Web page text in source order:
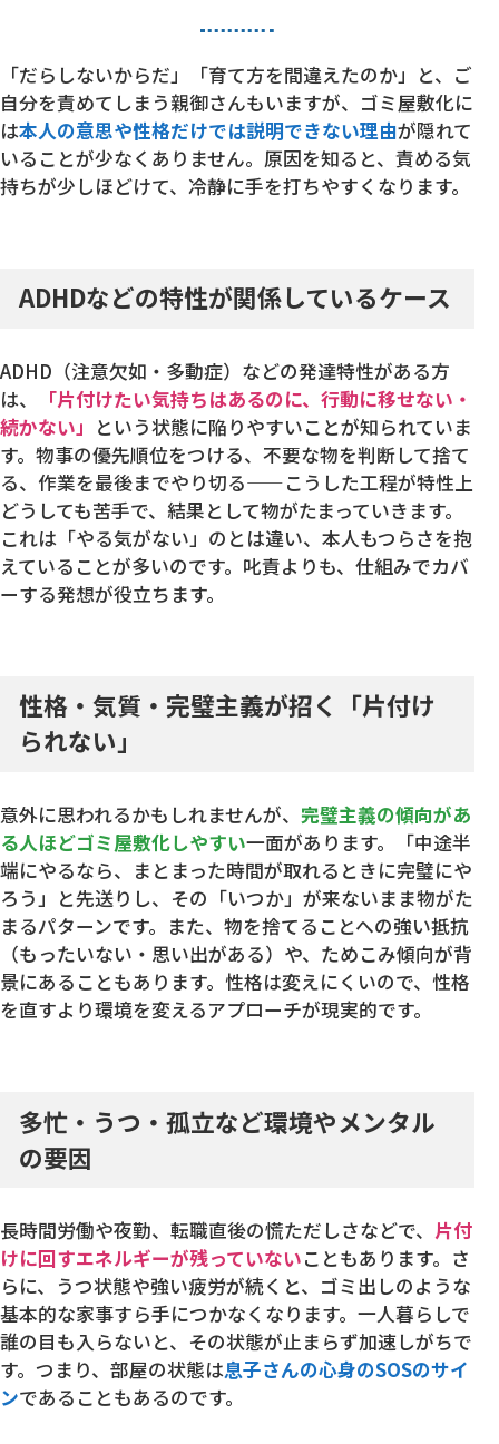
「だらしないからだ」「育て方を間違えたのか」と、ご
自分を責めてしまう親御さんもいますが、ゴミ屋敷化に
は本人の意思や性格だけでは説明できない理由が隠れて
いることが少なくありません。原因を知ると、責める気
持ちが少しほどけて、冷静に手を打ちやすくなります。
ADHDなどの特性が関係しているケース
ADHD（注意欠如・多動症）などの発達特性がある方
は、
「片付けたい気持ちはあるのに、行動に移せない・
続かない」 という状態に陥りやすいことが知られていま
す。物事の優先順位をつける、不要な物を判断して捨て
る、作業を最後までやり切る——こうした工程が特性上
どうしても苦手で、結果として物がたまっていきます。
これは「やる気がない」のとは違い、本人もつらさを抱
えていることが多いのです。叱責よりも、仕組みでカバ
ーする発想が役立ちます。
性格・気質・完璧主義が招く「片付け
られない」
意外に思われるかもしれませんが、 完璧主義の傾向があ
る人ほどゴミ屋敷化しやすい一面があります。「中途半
端にやるなら、まとまった時間が取れるときに完璧にや
ろう」と先送りし、その「いつか」が来ないまま物がた
まるパターンです。また、物を捨てることへの強い抵抗
（もったいない・思い出がある）や、ためこみ傾向が背
景にあることもあります。性格は変えにくいので、性格
を直すより環境を変えるアプローチが現実的です。
多忙・うつ・孤立など環境やメンタル
の要因
長時間労働や夜勤、転職直後の慌ただしさなどで、 片付
けに回すエネルギーが残っていないこともあります。さ
らに、うつ状態や強い疲労が続くと、ゴミ出しのような
基本的な家事すら手につかなくなります。一人暮らしで
誰の目も入らないと、その状態が止まらず加速しがちで
す。つまり、部屋の状態は息子さんの心身のSOSのサイ
ンであることもあるのです。